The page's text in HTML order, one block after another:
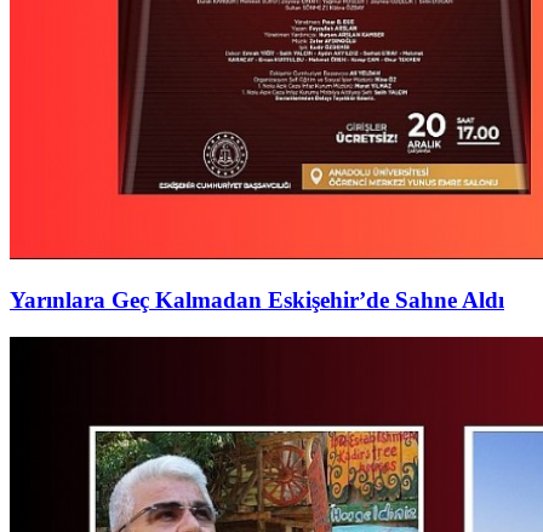
Yarınlara Geç Kalmadan Eskişehir’de Sahne Aldı